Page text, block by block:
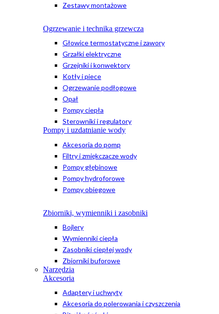
Zestawy montażowe
Ogrzewanie i technika grzewcza
Głowice termostatyczne i zawory
Grzałki elektryczne
Grzejniki i konwektory
Kotły i piece
Ogrzewanie podłogowe
Opał
Pompy ciepła
Sterowniki i regulatory
Pompy i uzdatnianie wody
Akcesoria do pomp
Filtry i zmiękczacze wody
Pompy głębinowe
Pompy hydroforowe
Pompy obiegowe
Zbiorniki, wymienniki i zasobniki
Bojlery
Wymienniki ciepła
Zasobniki ciepłej wody
Zbiorniki buforowe
Narzędzia
Akcesoria
Adaptery i uchwyty
Akcesoria do polerowania i czyszczenia